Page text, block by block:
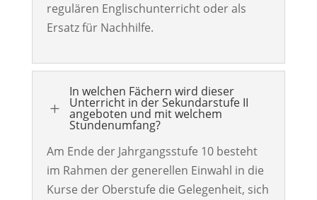
regulären Englischunterricht oder als
Ersatz für Nachhilfe.
L
In welchen Fächern wird dieser
Unterricht in der Sekundarstufe II
angeboten und mit welchem
Stundenumfang?
Am Ende der Jahrgangsstufe 10 besteht
im Rahmen der generellen Einwahl in die
Kurse der Oberstufe die Gelegenheit, sich